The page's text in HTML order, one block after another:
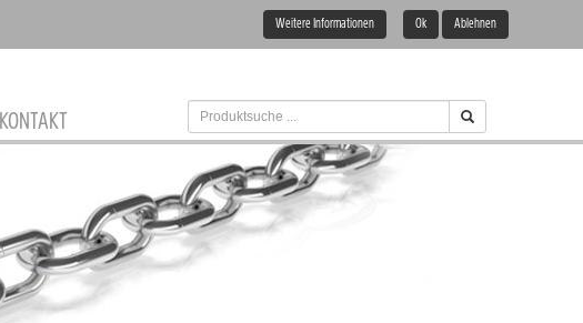
KONTAKT
Weitere Informationen Ok Ablehnen